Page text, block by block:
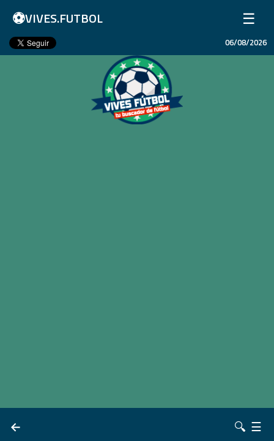
⚽VIVES.FUTBOL ☰
Inicio
06/08/2026
←
Vives 🔍 ☰